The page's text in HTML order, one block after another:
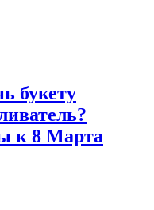
букету
к 8 Марта